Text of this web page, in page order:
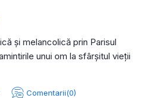
și melancolică prin Parisul
unui om la sfârșitul vieții
Comentarii(0)